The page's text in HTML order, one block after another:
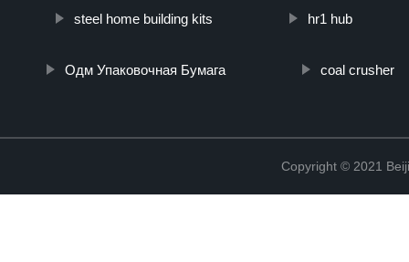
steel home building kits hr1 hub
Одм Упаковочная Бумага coal crusher
Copyright © 2021